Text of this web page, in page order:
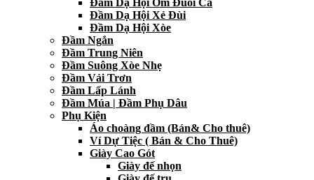
Đầm Dạ Hội Ôm Đuôi Cá
Đầm Dạ Hội Xẻ Đùi
Đầm Dạ Hội Xòe
Đầm Ngắn
Đầm Trung Niên
Đầm Suông Xòe Nhẹ
Đầm Vải Trơn
Đầm Lấp Lánh
Đầm Múa | Đầm Phụ Dâu
Phụ Kiện
Áo choàng đầm (Bán& Cho thuê)
Ví Dự Tiệc ( Bán & Cho Thuê)
Giày Cao Gót
Giày đế nhọn